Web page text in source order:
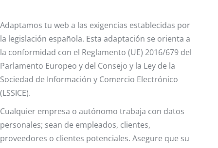
Adaptamos tu web a las exigencias establecidas por
la legislación española. Esta adaptación se orienta a
la conformidad con el Reglamento (UE) 2016/679 del
Parlamento Europeo y del Consejo y la Ley de la
Sociedad de Información y Comercio Electrónico
(LSSICE).
Cualquier empresa o autónomo trabaja con datos
personales; sean de empleados, clientes,
proveedores o clientes potenciales. Asegure que su